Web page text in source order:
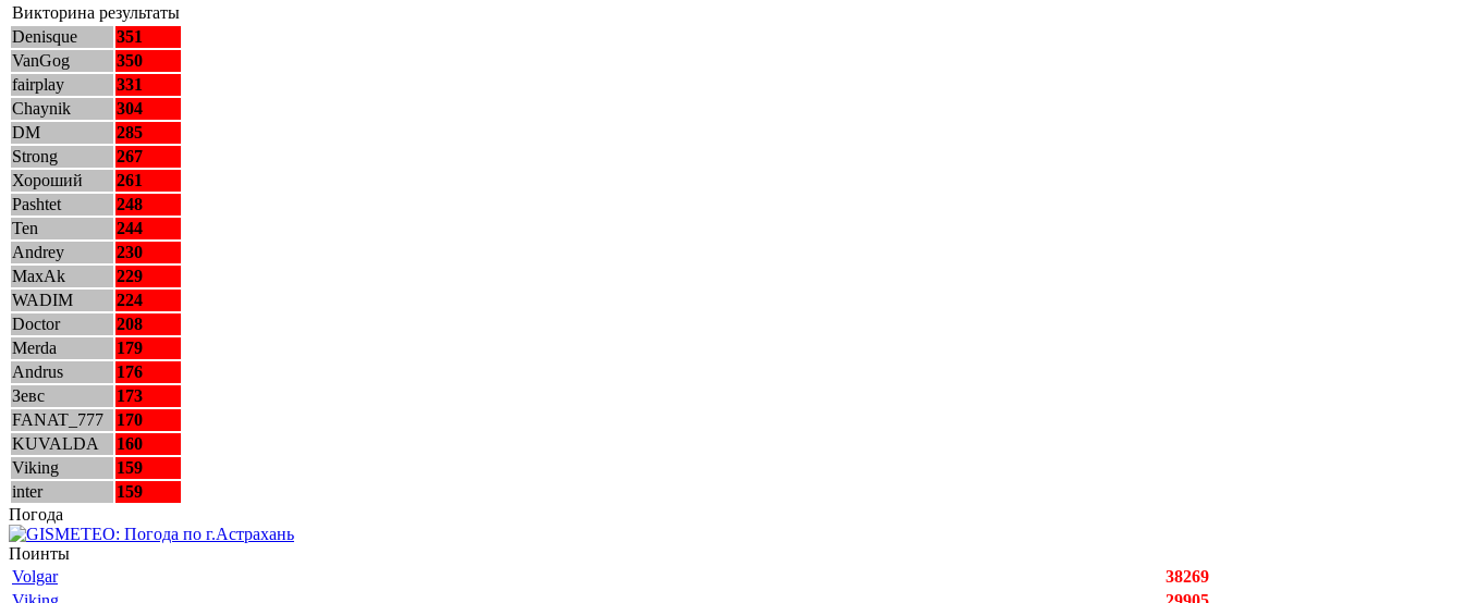
Викторина результаты
Denisque
351
VanGog
350
fairplay
331
Chaynik
304
DM
285
Strong
267
Хороший
261
Pashtet
248
Ten
244
Andrey
230
MaxAk
229
WADIM
224
Doctor
208
Merda
179
Andrus
176
Зевс
173
FANAT_777
170
KUVALDA
160
Viking
159
inter
159
Погода
Поинты
Volgar
38269